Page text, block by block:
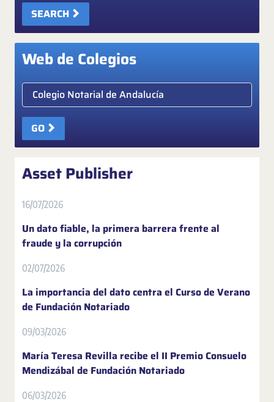
SEARCH
Web de Colegios
Elige colegio notarial
GO
Asset Publisher
16/07/2026
Un dato fiable, la primera barrera frente al
fraude y la corrupción
02/07/2026
La importancia del dato centra el Curso de Verano
de Fundación Notariado
09/03/2026
María Teresa Revilla recibe el II Premio Consuelo
Mendizábal de Fundación Notariado
06/03/2026